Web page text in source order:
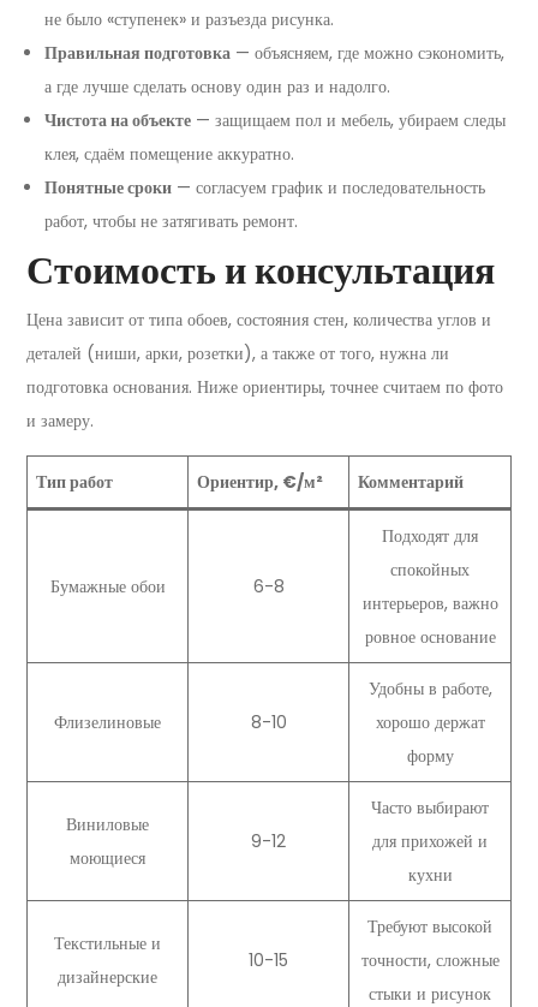
не было «ступенек» и разъезда рисунка.
Правильная подготовка — объясняем, где можно сэкономить,
а где лучше сделать основу один раз и надолго.
Чистота на объекте — защищаем пол и мебель, убираем следы
клея, сдаём помещение аккуратно.
Понятные сроки — согласуем график и последовательность
работ, чтобы не затягивать ремонт.
Стоимость и консультация
Цена зависит от типа обоев, состояния стен, количества углов и
деталей (ниши, арки, розетки), а также от того, нужна ли
подготовка основания. Ниже ориентиры, точнее считаем по фото
и замеру.
Тип работ Ориентир, €/м² Комментарий
Бумажные обои 6-8
Подходят для
спокойных
интерьеров, важно
ровное основание
Флизелиновые 8-10
Удобны в работе,
хорошо держат
форму
Виниловые
моющиеся
9-12
Часто выбирают
для прихожей и
кухни
Текстильные и
дизайнерские
10-15
Требуют высокой
точности, сложные
стыки и рисунок